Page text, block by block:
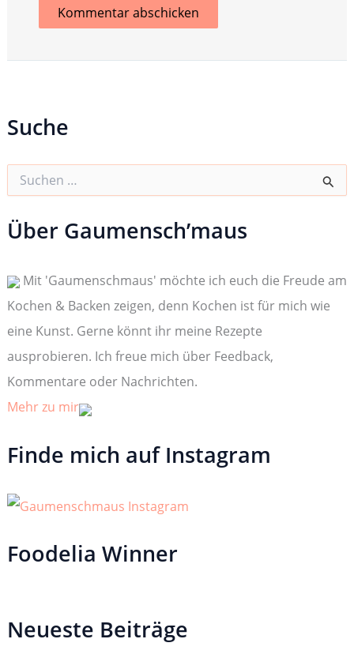
Suche
h
e
a
c
h
:
Über Gaumensch’maus
Mit 'Gaumenschmaus' möchte ich euch die Freude am
Kochen & Backen zeigen, denn Kochen ist für mich wie
eine Kunst. Gerne könnt ihr meine Rezepte
ausprobieren. Ich freue mich über Feedback,
Kommentare oder Nachrichten.
Mehr zu mir
Finde mich auf Instagram
Foodelia Winner
Neueste Beiträge